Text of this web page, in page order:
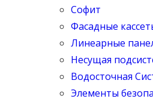
Софит
Фасадные
Линеарные
Несущая
Водосточная
Элементы